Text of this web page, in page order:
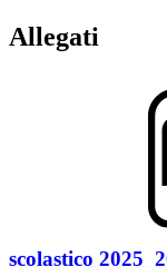
Allegati
scolastico